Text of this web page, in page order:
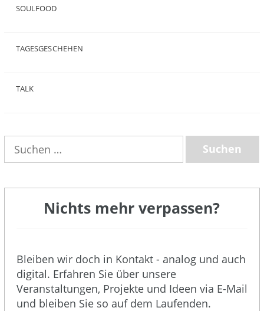
SOULFOOD
TAGESGESCHEHEN
TALK
nach:
Nichts mehr verpassen?
Bleiben wir doch in Kontakt - analog und auch
digital. Erfahren Sie über unsere
Veranstaltungen, Projekte und Ideen via E-Mail
und bleiben Sie so auf dem Laufenden.